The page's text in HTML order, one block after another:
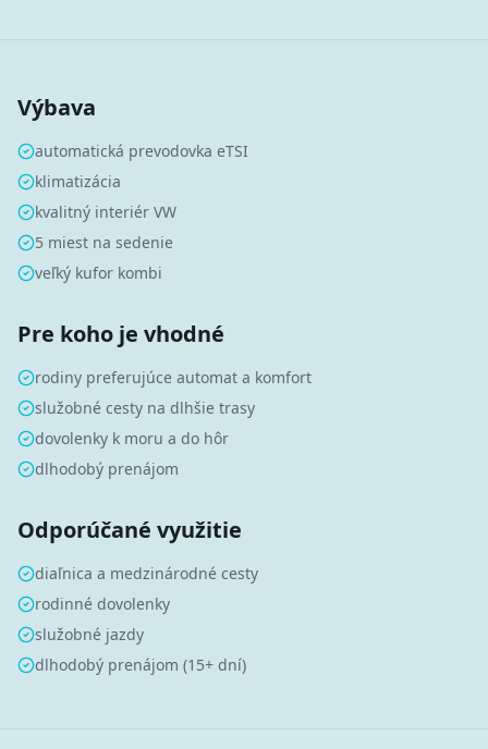
Výbava
automatická prevodovka eTSI
klimatizácia
kvalitný interiér VW
5 miest na sedenie
veľký kufor kombi
Pre koho je vhodné
rodiny preferujúce automat a komfort
služobné cesty na dlhšie trasy
dovolenky k moru a do hôr
dlhodobý prenájom
Odporúčané využitie
diaľnica a medzinárodné cesty
rodinné dovolenky
služobné jazdy
dlhodobý prenájom (15+ dní)